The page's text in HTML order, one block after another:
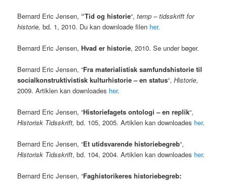
Bernard Eric Jensen, “Tid og historie“,temp – tidsskrift for
historie, bd. 1, 2010. Du kan downloade filen her.
Bernard Eric Jensen,Hvad er historie, 2010. Se under bøger.
Bernard Eric Jensen, “Fra materialistisk samfundshistorie til
socialkonstruktivistisk kulturhistorie – en status“,Historie,
2009. Artiklen kan downloades her.
Bernard Eric Jensen, “Historiefagets ontologi – en replik“,
Historisk Tidsskrift,bd. 105, 2005. Artiklen kan downloades her.
Bernard Eric Jensen, “Et utidsvarende historiebegreb“,
Historisk Tidsskrift, bd. 104, 2004. Artiklen kan downloades her.
Bernard Eric Jensen, “Faghistorikeres historiebegreb: